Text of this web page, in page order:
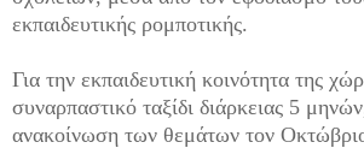
εκπαιδευτικής ρομποτικής.
Για την εκπαιδευτική κοινότητα της
συναρπαστικό ταξίδι διάρκειας 5
ανακοίνωση των θεμάτων τον